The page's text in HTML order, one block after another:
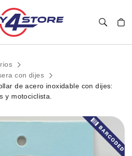
con dijes
de acero inoxidable con dijes:
y motociclista.